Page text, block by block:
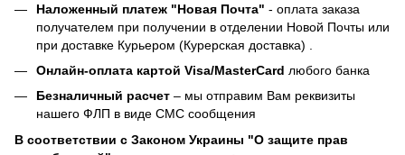
Наложенный платеж "Новая Почта" - оплата заказа
получателем при получении в отделении Новой Почты или
при доставке Курьером (Курерская доставка) .
Онлайн-оплата картой Visa/MasterCard любого банка
Безналичный расчет – мы отправим Вам реквизиты
нашего ФЛП в виде СМС сообщения
В соответствии с Законом Украины "О защите прав